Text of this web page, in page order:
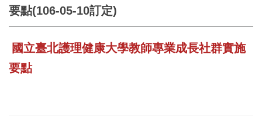
要點(106-05-10訂定)
國立臺北護理健康大學教師專業成長社群實施
要點